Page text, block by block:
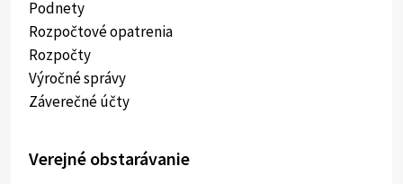
Podnety
Rozpočtové opatrenia
Rozpočty
Výročné správy
Záverečné účty
Verejné obstarávanie